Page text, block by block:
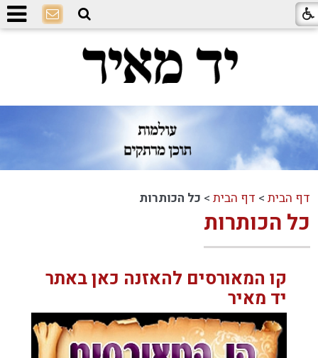
דף הבית > דף הבית > כל הכותרות
כל הכותרות
קו המאורסים להאזנה כאן באתר
יד מאיר